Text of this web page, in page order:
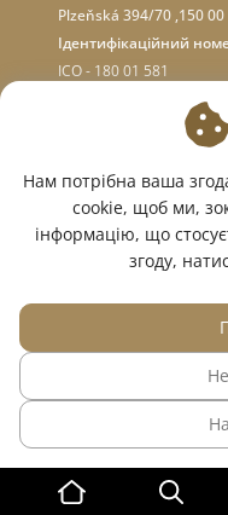
Plzeňská 394/70 ,150
Ідентифікаційний
ICO - 180 01 581
ПРО МАГАЗИН
МИ У СОЦМЕРЕЖАХ:
Сайт
Нам потрібна ваша
cookie, щоб ми,
інформацію, що
згоду,